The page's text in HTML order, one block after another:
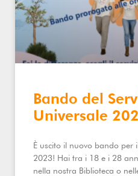
Bando del
Universale
È uscito il nuovo bando per
2023! Hai tra i 18 e i 28
nella nostra Biblioteca o